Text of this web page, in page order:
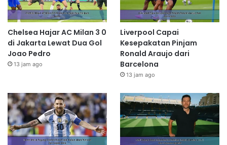
Chelsea Hajar AC Milan 3 0
di Jakarta Lewat Dua Gol
Joao Pedro
13 jam ago
Liverpool Capai
Kesepakatan Pinjam
Ronald Araujo dari
Barcelona
13 jam ago